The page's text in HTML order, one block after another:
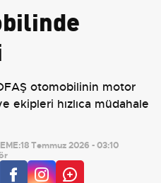
otomobilinin motor
ekipleri hızlıca müdahale
18 Temmuz 2026 - 03:10